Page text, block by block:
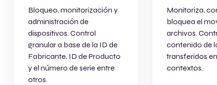
Bloqueo, monitorización y
administración de
dispositivos. Control
granular a base de la ID de
Fabricante, ID de Producto
y el número de serie entre
otros.
Monitoriza,
bloquea el
archivos.
contenido de
transferidos
contextos.